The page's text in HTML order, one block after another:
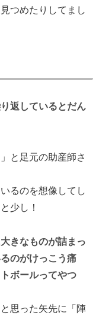
つめたりしてまし
返しているとだん
と足元の助産師さ
るのを想像してし
少し！
きなものが詰まっ
のがけっこう痛
ボールってやつ
思った矢先に「陣